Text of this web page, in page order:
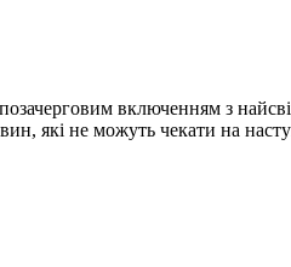
включенням з
які не можуть чекати на